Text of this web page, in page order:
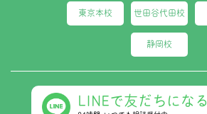
東京本校 世田谷代田校
静岡校
LINEで友だちになる